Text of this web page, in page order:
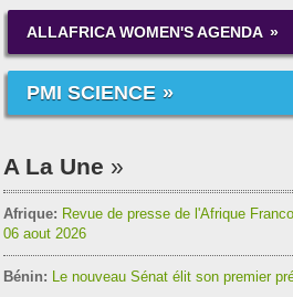
ALLAFRICA WOMEN'S AGENDA
PMI SCIENCE
A La Une
Afrique: Revue de presse de l'Afrique
06 aout 2026
Bénin: Le nouveau Sénat élit son premier